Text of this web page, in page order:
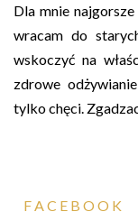
Dla mnie
wracam do
wskoczyć na
zdrowe
tylko chęci.
F A C E B O O K